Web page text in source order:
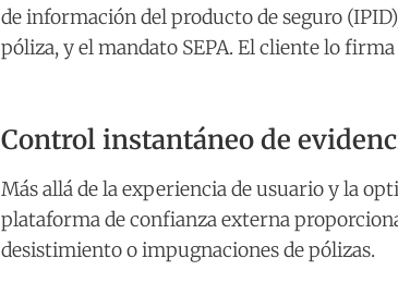
de información del producto de seguro
póliza, y el mandato SEPA. El cliente lo
Control instantáneo de
Más allá de la experiencia de usuario y la
plataforma de confianza externa
desistimiento o impugnaciones de pólizas.